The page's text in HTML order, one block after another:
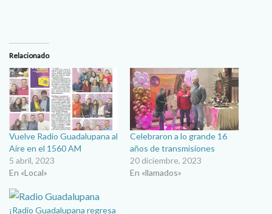
Relacionado
Vuelve Radio Guadalupana al
Aire en el 1560 AM
5 abril, 2023
En «Local»
Celebraron a lo grande 16
años de transmisiones
20 diciembre, 2023
En «llamados»
¡Radio Guadalupana regresa